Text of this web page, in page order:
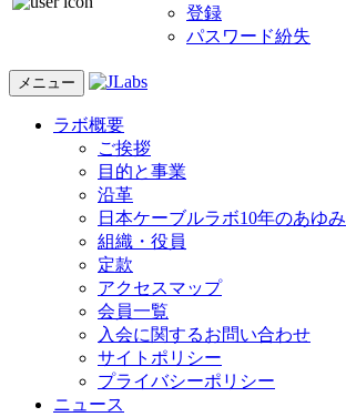
登録
パスワード紛失
メニュー
ラボ概要
ご挨拶
目的と事業
沿革
日本ケーブルラボ10年のあゆみ
組織・役員
定款
アクセスマップ
会員一覧
入会に関するお問い合わせ
サイトポリシー
プライバシーポリシー
ニュース